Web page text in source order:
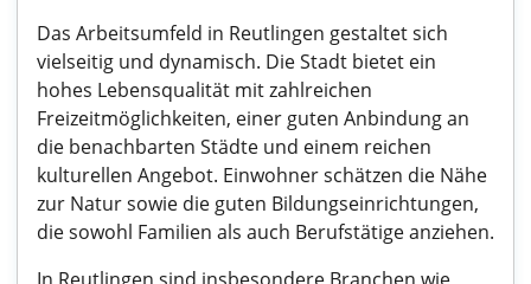
Das Arbeitsumfeld in Reutlingen gestaltet sich
vielseitig und dynamisch. Die Stadt bietet ein
hohes Lebensqualität mit zahlreichen
Freizeitmöglichkeiten, einer guten Anbindung an
die benachbarten Städte und einem reichen
kulturellen Angebot. Einwohner schätzen die Nähe
zur Natur sowie die guten Bildungseinrichtungen,
die sowohl Familien als auch Berufstätige anziehen.